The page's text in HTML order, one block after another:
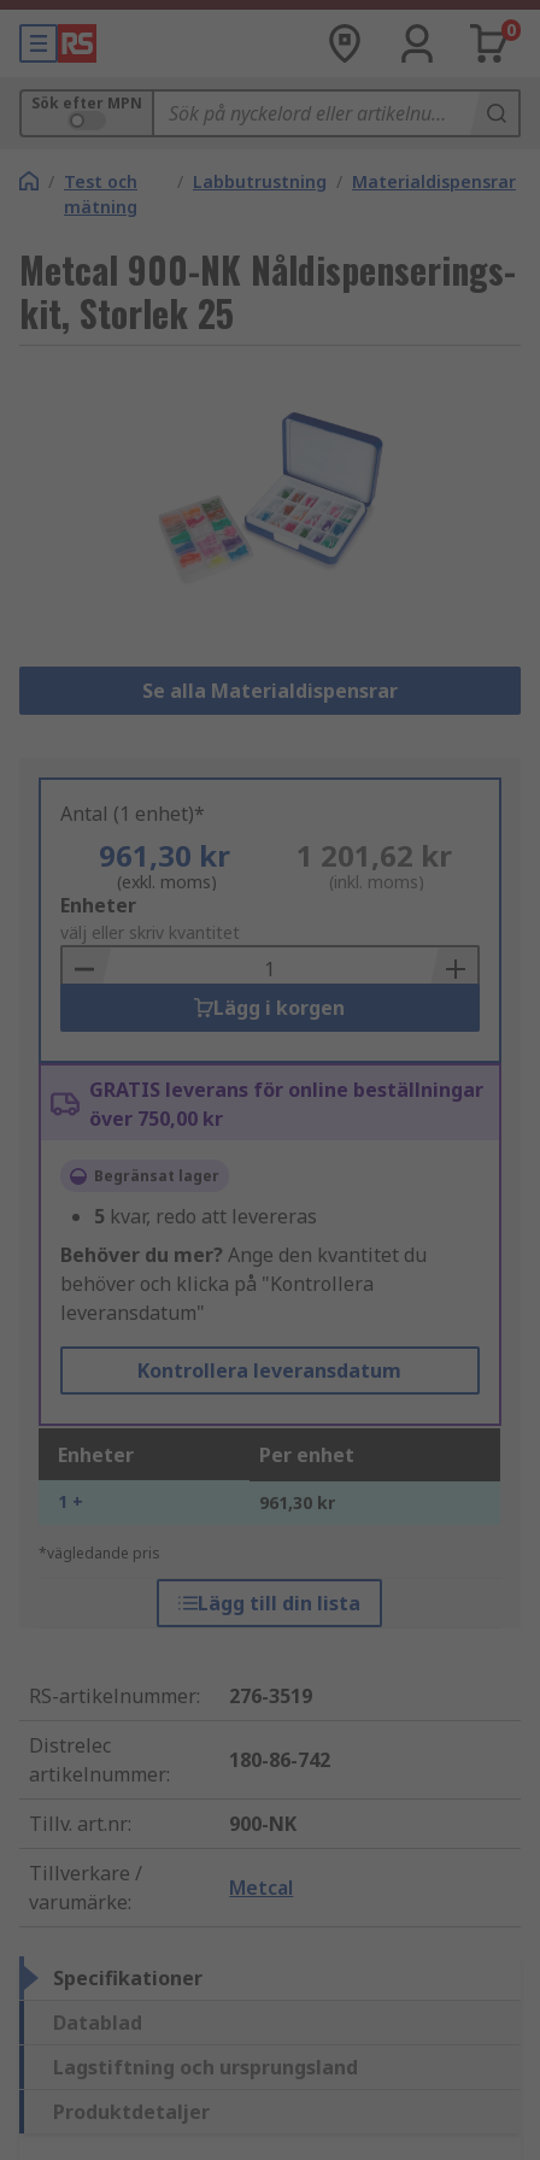
0
Sök efter MPN
/ Test och
mätning
/ Labbutrustning / Materialdispensrar
Metcal 900-NK Nåldispenserings-
kit, Storlek 25
Se alla Materialdispensrar
Antal (1 enhet)*
961,30 kr
(exkl. moms)
1 201,62 kr
(inkl. moms)
Add
to
Basket
Enheter
välj eller skriv kvantitet
Lägg i korgen
GRATIS leverans för online beställningar
över 750,00 kr
Begränsat lager
5 kvar, redo att levereras
Behöver du mer? Ange den kvantitet du
behöver och klicka på "Kontrollera
leveransdatum"
Kontrollera leveransdatum
Enheter Per enhet
1 + 961,30 kr
*vägledande pris
Lägg till din lista
RS-artikelnummer:
276-3519
Distrelec
artikelnummer:
180-86-742
Tillv. art.nr:
900-NK
Tillverkare /
varumärke:
Metcal
Specifikationer
Datablad
Lagstiftning och ursprungsland
Produktdetaljer